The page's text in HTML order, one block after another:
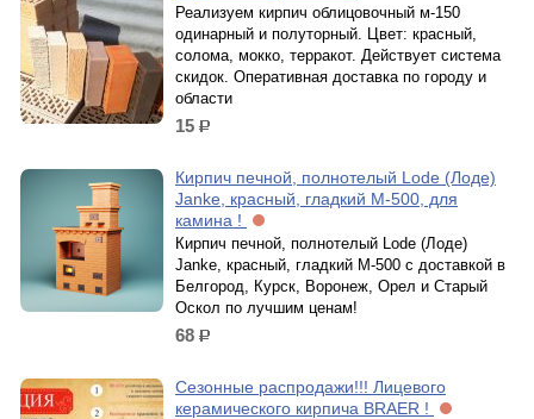
Реализуем кирпич облицовочный м-150
одинарный и полуторный. Цвет: красный,
солома, мокко, терракот. Действует система
скидок. Оперативная доставка по городу и
области
15 р.
Кирпич печной, полнотелый Lode (Лоде)
Janke, красный, гладкий М-500, для
камина !
Кирпич печной, полнотелый Lode (Лоде)
Janke, красный, гладкий М-500 с доставкой в
Белгород, Курск, Воронеж, Орел и Старый
Оскол по лучшим ценам!
68 р.
Сезонные распродажи!!! Лицевого
керамического кирпича BRAER !